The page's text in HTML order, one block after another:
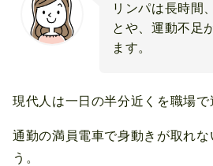
リンパは長時間
とや、運動不足
ます。
現代人は一日の半分近くを職場で
通勤の満員電車で身動きが取れな
う。